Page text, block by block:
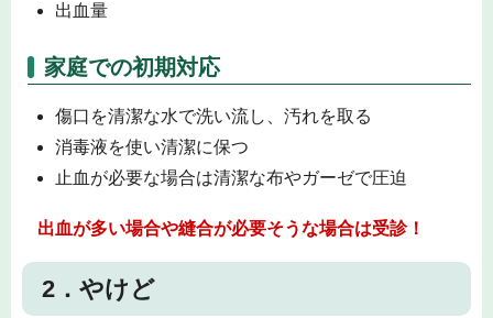
出血量
家庭での初期対応
傷口を清潔な水で洗い流し、汚れを取る
消毒液を使い清潔に保つ
止血が必要な場合は清潔な布やガーゼで圧迫
出血が多い場合や縫合が必要そうな場合は受診！
2．やけど